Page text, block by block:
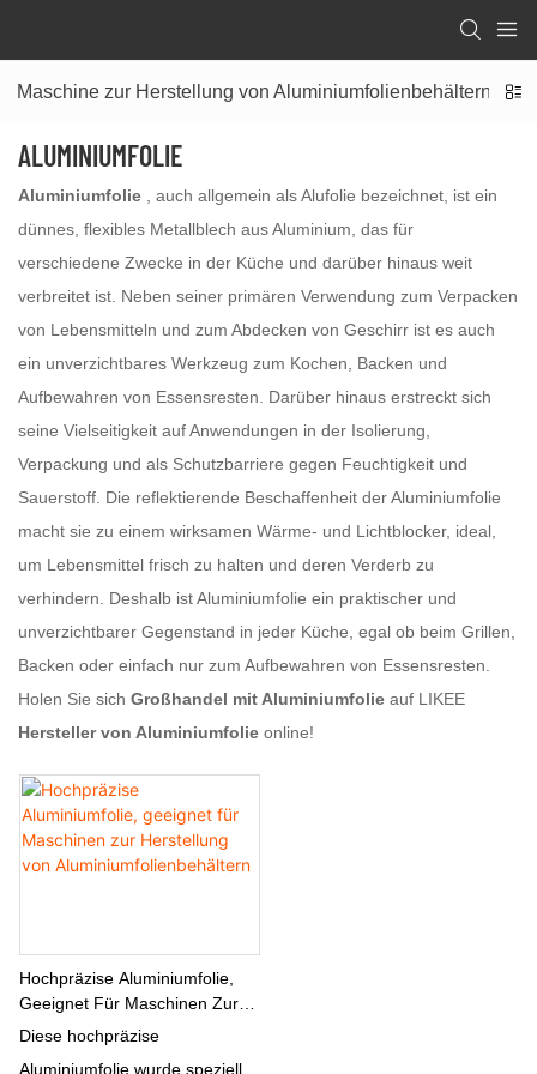
Maschine zur Herstellung von Aluminiumfolienbehältern
ALUMINIUMFOLIE
Aluminiumfolie
, auch allgemein als Alufolie bezeichnet, ist ein
dünnes, flexibles Metallblech aus Aluminium, das für
verschiedene Zwecke in der Küche und darüber hinaus weit
verbreitet ist. Neben seiner primären Verwendung zum Verpacken
von Lebensmitteln und zum Abdecken von Geschirr ist es auch
ein unverzichtbares Werkzeug zum Kochen, Backen und
Aufbewahren von Essensresten. Darüber hinaus erstreckt sich
seine Vielseitigkeit auf Anwendungen in der Isolierung,
Verpackung und als Schutzbarriere gegen Feuchtigkeit und
Sauerstoff. Die reflektierende Beschaffenheit der Aluminiumfolie
macht sie zu einem wirksamen Wärme- und Lichtblocker, ideal,
um Lebensmittel frisch zu halten und deren Verderb zu
verhindern. Deshalb ist Aluminiumfolie ein praktischer und
unverzichtbarer Gegenstand in jeder Küche, egal ob beim Grillen,
Backen oder einfach nur zum Aufbewahren von Essensresten.
Holen Sie sich Großhandel mit Aluminiumfolie auf LIKEE
Hersteller von Aluminiumfolie online!
Hochpräzise Aluminiumfolie,
Geeignet Für Maschinen Zur
Herstellung Von
Diese hochpräzise
Aluminiumfolie wurde speziell